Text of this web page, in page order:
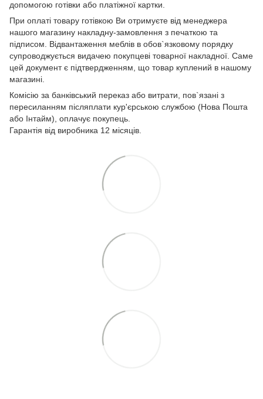
допомогою готівки або платіжної картки.
При оплаті товару готівкою Ви отримуєте від менеджера
нашого магазину накладну-замовлення з печаткою та
підписом. Відвантаження меблів в обов`язковому порядку
супроводжується видачею покупцеві товарної накладної. Саме
цей документ є підтвердженням, що товар куплений в нашому
магазині.
Комісію за банківський переказ або витрати, пов`язані з
пересиланням післяплати кур'єрською службою (Нова Пошта
або Інтайм), оплачує покупець.
Гарантія від виробника 12 місяців.